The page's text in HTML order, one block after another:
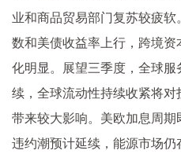
业和商品贸易部门复苏较疲
数和美债收益率上行，跨境
化明显。展望三季度，全球
续，全球流动性持续收紧将
带来较大影响。美欧加息周
违约潮预计延续，能源市场